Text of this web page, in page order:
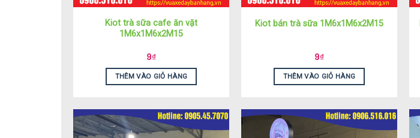
Kiot trà sữa cafe ăn vặt
1M6x1M6x2M15
9₫
THÊM VÀO GIỎ HÀNG
Kiot bán trà sữa 1M6x1M6x2M15
9₫
THÊM VÀO GIỎ HÀNG